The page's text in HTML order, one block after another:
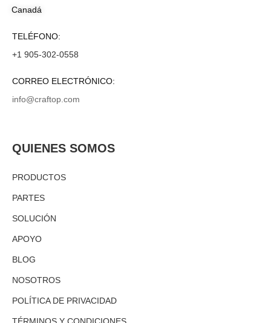
QUIENES SOMOS
PRODUCTOS
PARTES
SOLUCIÓN
APOYO
BLOG
NOSOTROS
POLÍTICA DE PRIVACIDAD
TÉRMINOS Y CONDICIONES
Canadá
TELÉFONO:
+1 905-302-0558
CORREO ELECTRÓNICO:
info@craftop.com